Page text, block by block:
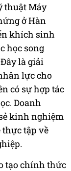
thuật Máy
ở Hàn
khích sinh
học song
là giải
lực cho
có sự hợp tác
Doanh
kinh nghiệm
tập về
tạo chính thức